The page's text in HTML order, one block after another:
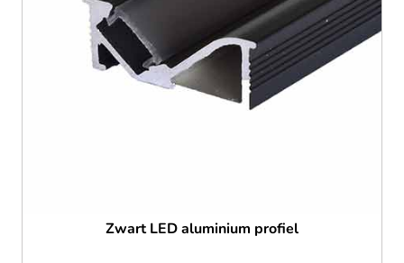
Zwart LED aluminium profiel